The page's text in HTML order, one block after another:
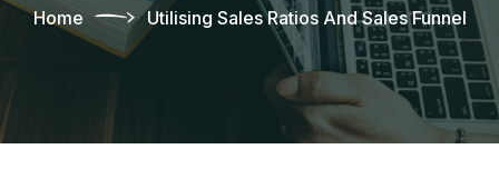
Home Utilising Sales Ratios And Sales Funnel